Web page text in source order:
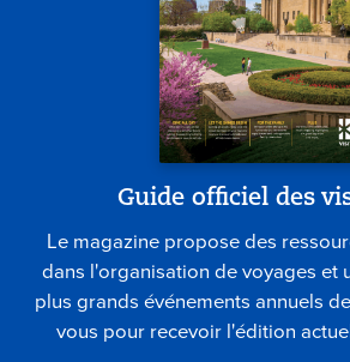
Guide officiel des
Le magazine propose des
dans l'organisation de voyages et
plus grands événements annuels
vous pour recevoir l'édition